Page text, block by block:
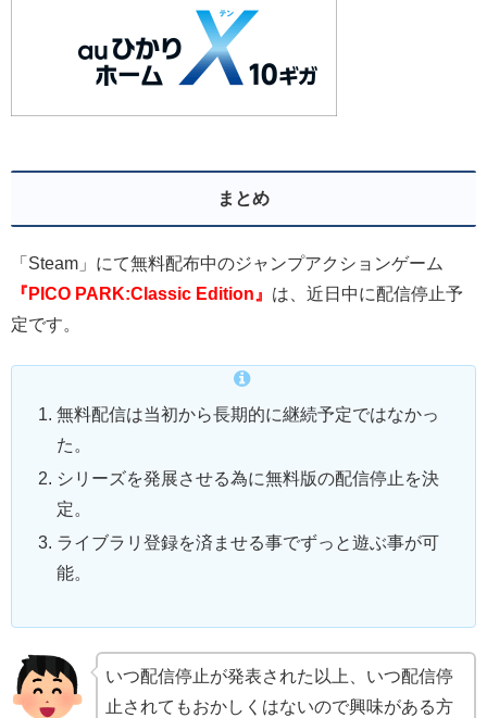
まとめ
「Steam」にて無料配布中のジャンプアクションゲーム
『PICO PARK:Classic Edition』 は、近日中に配信停止予
定です。
無料配信は当初から長期的に継続予定ではなかっ
た。
シリーズを発展させる為に無料版の配信停止を決
定。
ライブラリ登録を済ませる事でずっと遊ぶ事が可
能。
いつ配信停止が発表された以上、いつ配信停
止されてもおかしくはないので興味がある方